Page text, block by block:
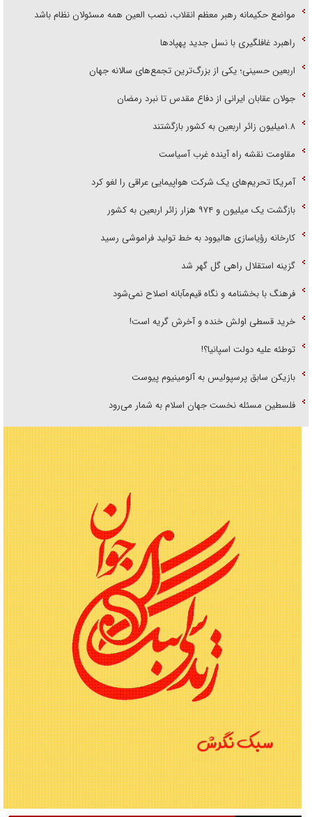
مواضع حکیمانه رهبر معظم انقلاب، نصب العین همه مسئولان نظام باشد
راهبرد غافلگیری با نسل جدید پهپاد‌ها
اربعین حسینی؛ یکی از بزرگ‌ترین تجمع‌های سالانه جهان
جولان عقابان ایرانی از دفاع مقدس تا نبرد رمضان
۱.۸میلیون زائر اربعین به کشور بازگشتند
مقاومت نقشه راه آینده غرب آسیاست
آمریکا تحریم‌های یک شرکت هواپیمایی عراقی را لغو کرد
بازگشت یک میلیون و ۹۷۴ هزار زائر اربعین به کشور
کارخانه رؤیاسازی هالیوود به خط تولید فراموشی رسید
گزینه استقلال راهی گل گهر شد
فرهنگ با بخشنامه و نگاه قیم‌مآبانه اصلاح نمی‌شود
خرید قسطی اولش خنده و آخرش گریه است!
توطئه علیه دولت اسپانیا؟!
بازیکن سابق پرسپولیس به آلومینیوم پیوست
فلسطین مسئله نخست جهان اسلام به شمار می‌رود